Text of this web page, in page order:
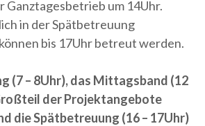
Ganztagesbetrieb um 14Uhr.
in der Spätbetreuung
bis 17Uhr betreut werden.
(7 – 8Uhr), das Mittagsband (12
der Projektangebote
die Spätbetreuung (16 – 17Uhr)